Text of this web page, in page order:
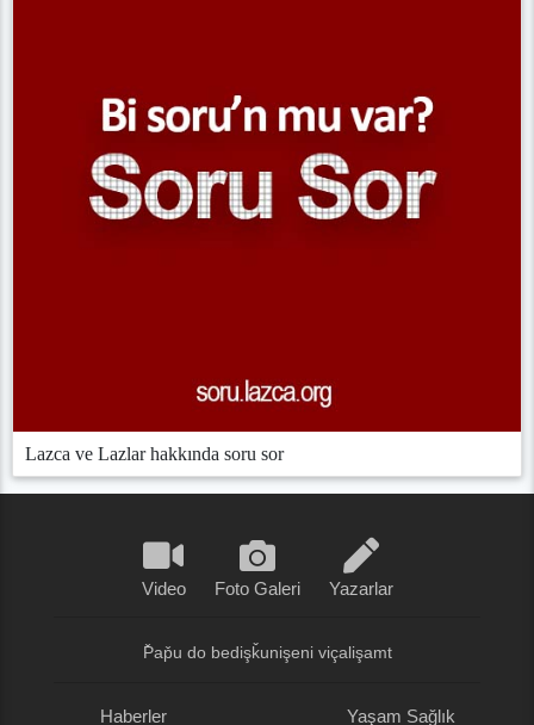
Lazca ve Lazlar hakkında soru sor
Video Foto Galeri Yazarlar
P̌ap̌u do bedişǩunişeni viçalişamt
Haberler Yaşam Sağlık